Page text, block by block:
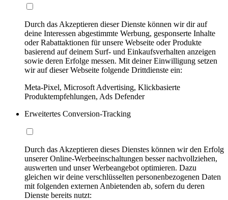
Durch das Akzeptieren dieser Dienste können wir dir auf
deine Interessen abgestimmte Werbung, gesponserte Inhalte
oder Rabattaktionen für unsere Webseite oder Produkte
basierend auf deinem Surf- und Einkaufsverhalten anzeigen
sowie deren Erfolge messen. Mit deiner Einwilligung setzen
wir auf dieser Webseite folgende Drittdienste ein:
Meta-Pixel, Microsoft Advertising, Klickbasierte
Produktempfehlungen, Ads Defender
Erweitertes Conversion-Tracking
Durch das Akzeptieren dieses Dienstes können wir den Erfolg
unserer Online-Werbeeinschaltungen besser nachvollziehen,
auswerten und unser Werbeangebot optimieren. Dazu
gleichen wir deine verschlüsselten personenbezogenen Daten
mit folgenden externen Anbietenden ab, sofern du deren
Dienste bereits nutzt: